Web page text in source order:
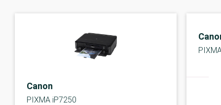
Canon
PIXMA iP7250